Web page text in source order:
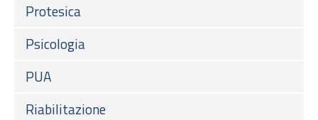
Protesica
Psicologia
PUA
Riabilitazione